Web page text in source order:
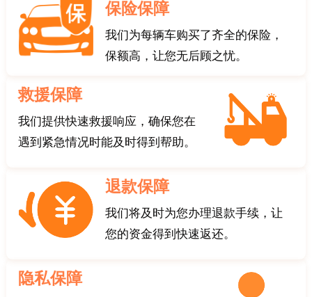
保险保障
我们为每辆车购买了齐全的保险，
保额高，让您无后顾之忧。
救援保障
我们提供快速救援响应，确保您在
遇到紧急情况时能及时得到帮助。
退款保障
我们将及时为您办理退款手续，让
您的资金得到快速返还。
隐私保障